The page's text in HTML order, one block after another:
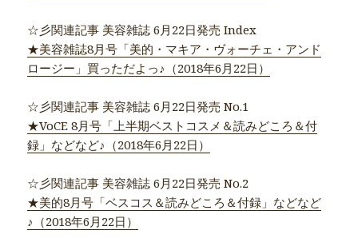
☆彡関連記事 美容雑誌 6月22日発売 Index
★美容雑誌8月号「美的・マキア・ヴォーチェ・アンド
ロージー」買っただよっ♪（2018年6月22日）
☆彡関連記事 美容雑誌 6月22日発売 No.1
★VoCE 8月号「上半期ベストコスメ＆読みどころ＆付
録」などなど♪（2018年6月22日）
☆彡関連記事 美容雑誌 6月22日発売 No.2
★美的8月号「ベスコス＆読みどころ＆付録」などなど
♪（2018年6月22日）